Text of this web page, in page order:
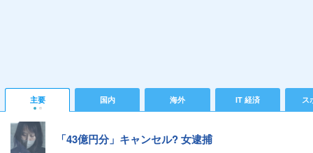
主要 国内 海外 IT 経済 ス
「43億円分」キャンセル? 女逮捕